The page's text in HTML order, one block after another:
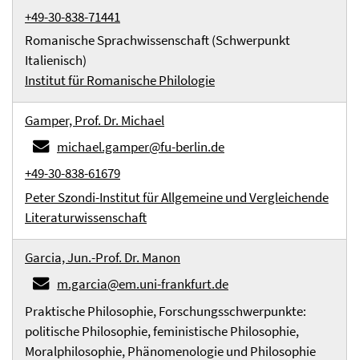
+49-30-838-71441
Romanische Sprachwissenschaft (Schwerpunkt
Italienisch)
Institut für Romanische Philologie
Gamper, Prof. Dr. Michael
michael.gamper@fu-berlin.de
+49-30-838-61679
Peter Szondi-Institut für Allgemeine und Vergleichende
Literaturwissenschaft
Garcia, Jun.-Prof. Dr. Manon
m.garcia@em.uni-frankfurt.de
Praktische Philosophie, Forschungsschwerpunkte:
politische Philosophie, feministische Philosophie,
Moralphilosophie, Phänomenologie und Philosophie